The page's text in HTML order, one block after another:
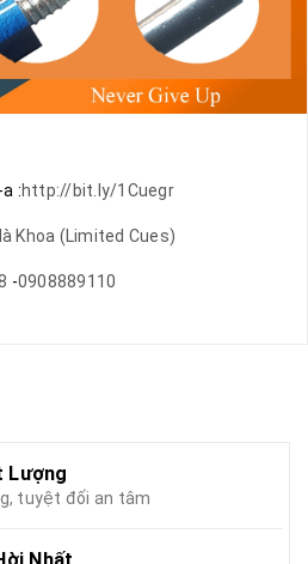
:http://bit.ly/1Cuegr
Khoa (Limited Cues)
-0908889110
Lượng
tuyệt đối an tâm